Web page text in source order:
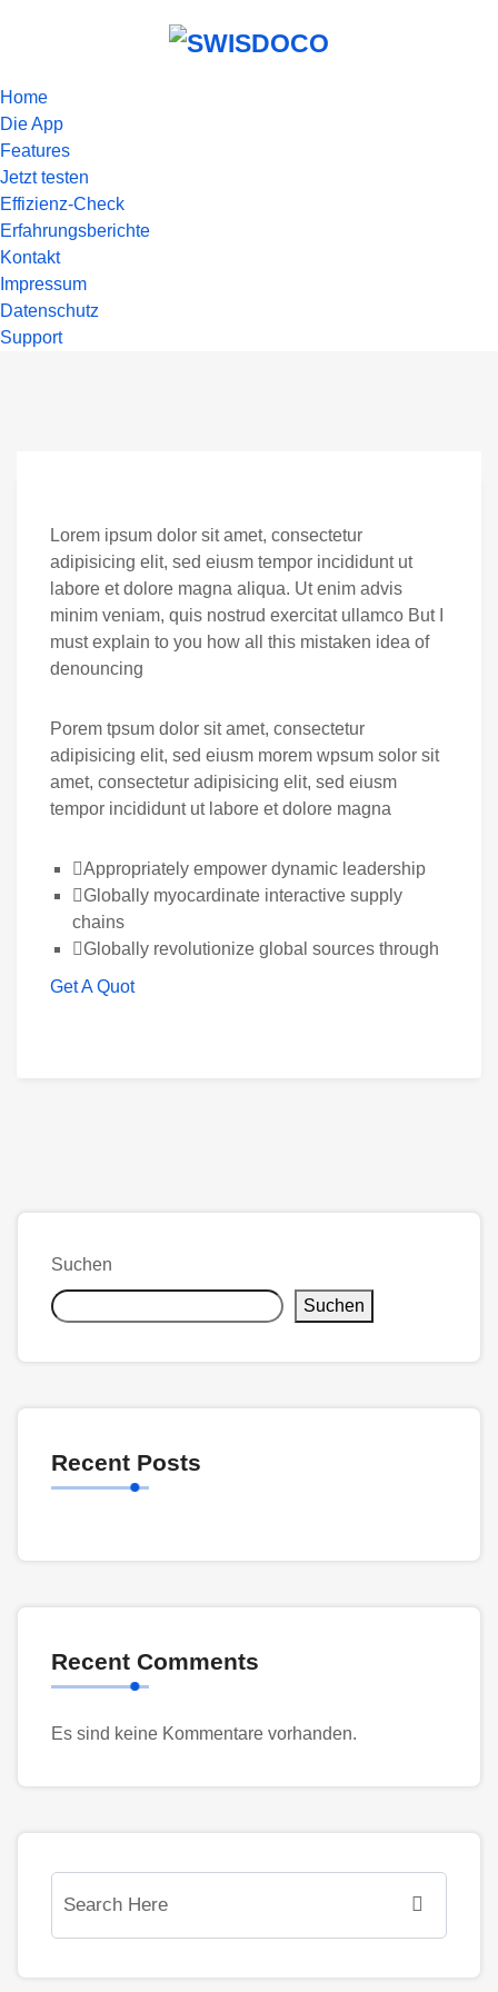
Home
Die App
Features
Jetzt testen
Effizienz-Check
Erfahrungsberichte
Kontakt
Impressum
Datenschutz
Support
Lorem ipsum dolor sit amet, consectetur
adipisicing elit, sed eiusm tempor incididunt ut
labore et dolore magna aliqua. Ut enim advis
minim veniam, quis nostrud exercitat ullamco But I
must explain to you how all this mistaken idea of
denouncing
Porem tpsum dolor sit amet, consectetur
adipisicing elit, sed eiusm morem wpsum solor sit
amet, consectetur adipisicing elit, sed eiusm
tempor incididunt ut labore et dolore magna
Appropriately empower dynamic leadership
Globally myocardinate interactive supply
chains
Globally revolutionize global sources through
Get A Quot
Suchen
Suchen
Recent Posts
Recent Comments
Es sind keine Kommentare vorhanden.